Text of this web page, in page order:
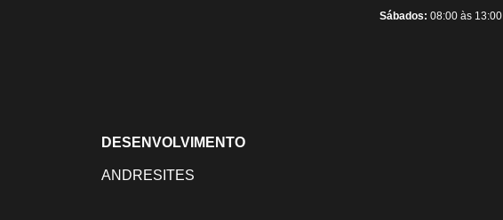
Sábados: 08:00 às 13:00
DESENVOLVIMENTO
ANDRESITES